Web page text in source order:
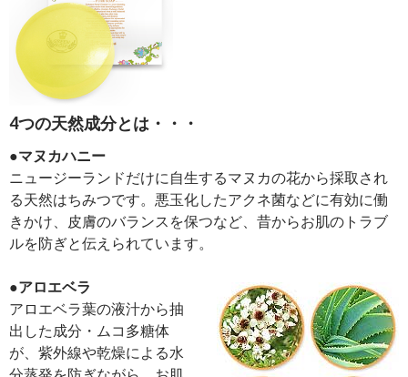
4つの天然成分とは・・・
●マヌカハニー
ニュージーランドだけに自生するマヌカの花から採取され
る天然はちみつです。悪玉化したアクネ菌などに有効に働
きかけ、皮膚のバランスを保つなど、昔からお肌のトラブ
ルを防ぎと伝えられています。
●アロエベラ
アロエベラ葉の液汁から抽
出した成分・ムコ多糖体
が、紫外線や乾燥による水